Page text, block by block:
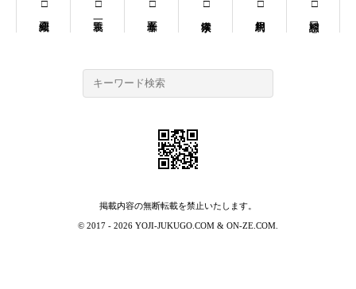
掲載内容の無断転載を禁止いたします。
© 2017 - 2026 YOJI-JUKUGO.COM & ON-ZE.COM